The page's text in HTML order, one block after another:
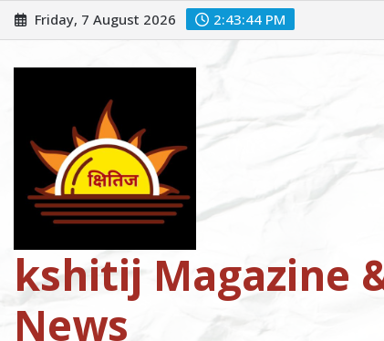
Skip
to
Friday, 7 August 2026 2:43:46 PM
kshitij Magazine
News